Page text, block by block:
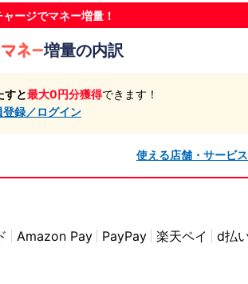
ージでマネー増量！
増量の内訳
すと最大0円分獲得できます！
登録／ログイン
使える店舗・サービ
Amazon Pay PayPay 楽天ペイ
d払